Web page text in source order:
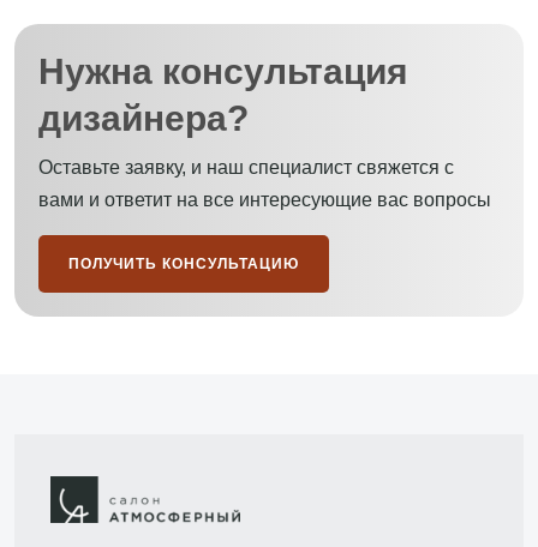
Нужна консультация
дизайнера?
Оставьте заявку, и наш специалист свяжется с
вами и ответит на все интересующие вас вопросы
ПОЛУЧИТЬ КОНСУЛЬТАЦИЮ